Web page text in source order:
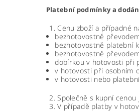
Platební podmínky a
Cenu zboží a případné
bezhotovostně
bezhotovostně platební
bezhotovostně
dobírkou v hotovosti při
v hotovosti při osobním
v hotovosti nebo
Společně s kupní
V případě platby v